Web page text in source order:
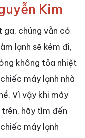
Kim
ga, chúng vẫn có
lạnh sẽ kém đi,
không tỏa nhiệt
máy lạnh nhà
Vì vậy khi máy
trên, hãy tìm đến
máy lạnh